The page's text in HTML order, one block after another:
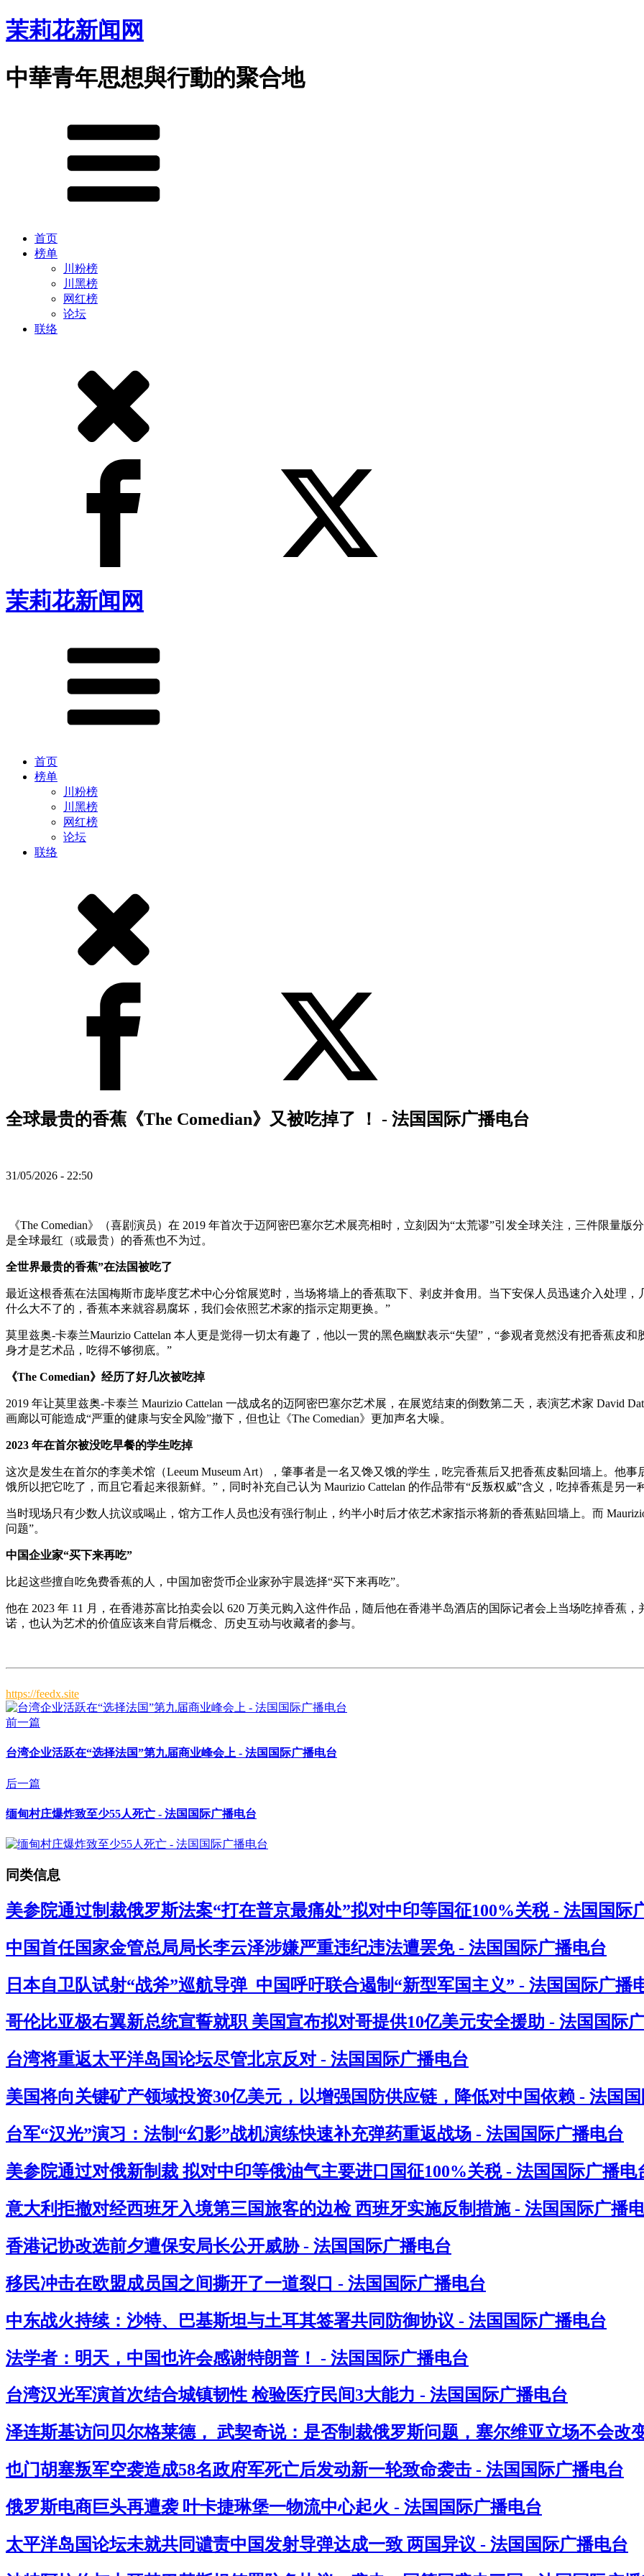
茉莉花新闻网
中華青年思想與行動的聚合地
首页
榜单
川粉榜
川黑榜
网红榜
论坛
联络
茉莉花新闻网
首页
榜单
川粉榜
川黑榜
网红榜
论坛
联络
全球最贵的香蕉《The Comedian》又被吃掉了 ！ - 法国国际广播电台
31/05/2026 - 22:50
《The Comedian》（喜剧演员）在 2019 年首次于迈阿密巴塞尔艺术展亮相时，立刻因为“太荒谬”引发全球关注，三件限量
是全球最红（或最贵）的香蕉也不为过。
全世界最贵的香蕉”在法国被吃了
最近这根香蕉在法国梅斯市庞毕度艺术中心分馆展览时，当场将墙上的香蕉取下、剥皮并食用。当下安保人员迅速介入处理
什么大不了的，香蕉本来就容易腐坏，我们会依照艺术家的指示定期更换。”
莫里兹奥-卡泰兰Maurizio Cattelan 本人更是觉得一切太有趣了，他以一贯的黑色幽默表示“失望”，“参观者竟然没有把香蕉皮
身才是艺术品，吃得不够彻底。”
《The Comedian》经历了好几次被吃掉
2019 年让莫里兹奥-卡泰兰 Maurizio Cattelan 一战成名的迈阿密巴塞尔艺术展，在展览结束的倒数第二天，表演艺术家 David
画廊以可能造成“严重的健康与安全风险”撤下，但也让《The Comedian》更加声名大噪。
2023 年在首尔被没吃早餐的学生吃掉
这次是发生在首尔的李美术馆（Leeum Museum Art），肇事者是一名又馋又饿的学生，吃完香蕉后又把香蕉皮黏回墙上。他
饿所以把它吃了，而且它看起来很新鲜。”，同时补充自己认为 Maurizio Cattelan 的作品带有“反叛权威”含义，吃掉香蕉是另一
当时现场只有少数人抗议或喝止，馆方工作人员也没有强行制止，约半小时后才依艺术家指示将新的香蕉贴回墙上。而
问题”。
中国企业家“买下来再吃”
比起这些擅自吃免费香蕉的人，中国加密货币企业家孙宇晨选择“买下来再吃”。
他在 2023 年 11 月，在香港苏富比拍卖会以 620 万美元购入这件作品，随后他在香港半岛酒店的国际记者会上当场吃掉香蕉
诺，也认为艺术的价值应该来自背后概念、历史互动与收藏者的参与。
https://feedx.site
前一篇
台湾企业活跃在“选择法国”第九届商业峰会上 - 法国国际广播电台
后一篇
缅甸村庄爆炸致至少55人死亡 - 法国国际广播电台
同类信息
美参院通过制裁俄罗斯法案“打在普京最痛处”拟对中印等国征100%关税 - 法国国际
中国首任国家金管总局局长李云泽涉嫌严重违纪违法遭罢免 - 法国国际广播电台
日本自卫队试射“战斧”巡航导弹 中国呼吁联合遏制“新型军国主义” - 法国国际广播
哥伦比亚极右翼新总统宣誓就职 美国宣布拟对哥提供10亿美元安全援助 - 法国国际
台湾将重返太平洋岛国论坛尽管北京反对 - 法国国际广播电台
美国将向关键矿产领域投资30亿美元，以增强国防供应链，降低对中国依赖 - 法国
台军“汉光”演习：法制“幻影”战机演练快速补充弹药重返战场 - 法国国际广播电台
美参院通过对俄新制裁 拟对中印等俄油气主要进口国征100%关税 - 法国国际广播电
意大利拒撤对经西班牙入境第三国旅客的边检 西班牙实施反制措施 - 法国国际广播
香港记协改选前夕遭保安局长公开威胁 - 法国国际广播电台
移民冲击在欧盟成员国之间撕开了一道裂口 - 法国国际广播电台
中东战火持续：沙特、巴基斯坦与土耳其签署共同防御协议 - 法国国际广播电台
法学者：明天，中国也许会感谢特朗普！ - 法国国际广播电台
台湾汉光军演首次结合城镇韧性 检验医疗民间3大能力 - 法国国际广播电台
泽连斯基访问贝尔格莱德， 武契奇说：是否制裁俄罗斯问题，塞尔维亚立场不会改
也门胡塞叛军空袭造成58名政府军死亡后发动新一轮致命袭击 - 法国国际广播电台
俄罗斯电商巨头再遭袭 叶卡捷琳堡一物流中心起火 - 法国国际广播电台
太平洋岛国论坛未就共同谴责中国发射导弹达成一致 两国异议 - 法国国际广播电台